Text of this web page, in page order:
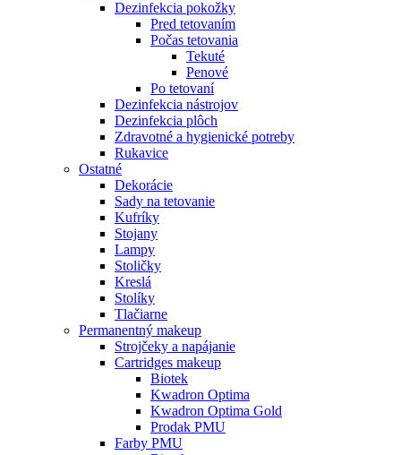
Dezinfekcia pokožky
Pred tetovaním
Počas tetovania
Tekuté
Penové
Po tetovaní
Dezinfekcia nástrojov
Dezinfekcia plôch
Zdravotné a hygienické potreby
Rukavice
Ostatné
Dekorácie
Sady na tetovanie
Kufríky
Stojany
Lampy
Stoličky
Kreslá
Stolíky
Tlačiarne
Permanentný makeup
Strojčeky a napájanie
Cartridges makeup
Biotek
Kwadron Optima
Kwadron Optima Gold
Prodak PMU
Farby PMU